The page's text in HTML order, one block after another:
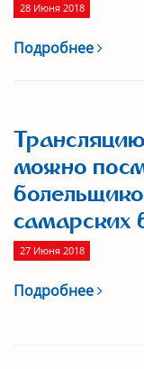
28 Июня 2018
Подробнее
можно
самарских
27 Июня 2018
Подробнее